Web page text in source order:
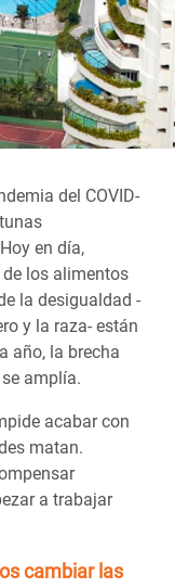
del COVID-
en día,
los alimentos
la desigualdad -
y la raza- están
año, la brecha
amplía.
acabar con
matan.
a trabajar
cambiar las